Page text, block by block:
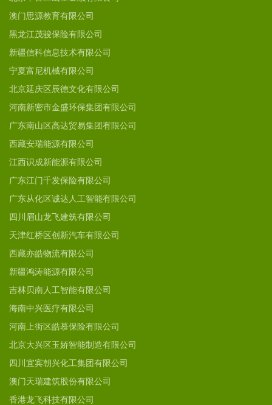
澳门思源教育有限公司
黑龙江茂骏保险有限公司
新疆信科信息技术有限公司
宁夏富尼机械有限公司
北京延庆区辰德文化有限公司
河南新密市金盛环保集团有限公司
广东南山区高达贸易集团有限公司
西藏安瑞能源有限公司
江西识成新能源有限公司
广东江门千发保险有限公司
广东从化区诚达人工智能有限公司
四川眉山龙飞建筑有限公司
天津红桥区创新汽车有限公司
西藏亦皓物流有限公司
新疆鸿涛能源有限公司
吉林贝南人工智能有限公司
海南中兴医疗有限公司
河南上街区皓慕保险有限公司
北京大兴区玉娇智能制造有限公司
四川宜宾朝兴化工集团有限公司
澳门天瑞建筑股份有限公司
香港龙飞科技有限公司